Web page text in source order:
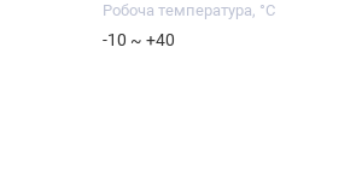
Робоча температура, °C
-10 ~ +40